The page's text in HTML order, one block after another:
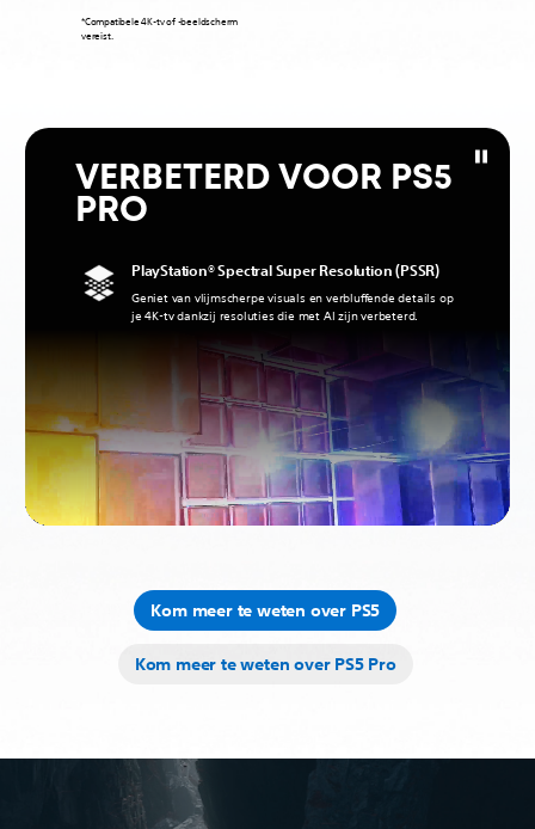
‎*Compatibele 4K-tv of -beeldscherm
vereist.
VERBETERD VOOR PS5
PRO
PlayStation® Spectral Super Resolution (PSSR)
Geniet van vlijmscherpe visuals en verbluffende details op
je 4K-tv dankzij resoluties die met AI zijn verbeterd.
Kom meer te weten over PS5
Kom meer te weten over PS5 Pro